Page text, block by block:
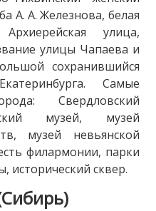
А. А. Железнова, белая
улица,
улицы Чапаева и
сохранившийся
Самые
Свердловский
музей, музей
музей невьянской
филармонии, парки
исторический сквер.